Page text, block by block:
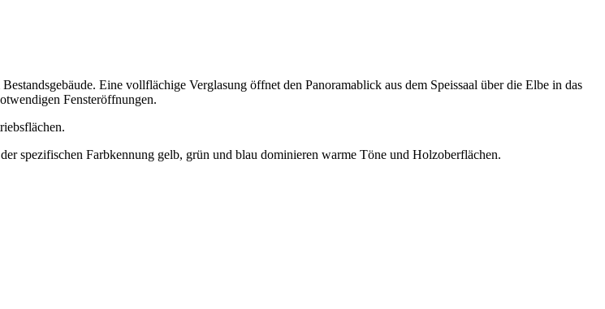
Eine vollflächige Verglasung öffnet den Panoramablick aus dem Speissaal über die Elbe in das
Fensteröffnungen.
spezifischen Farbkennung gelb, grün und blau dominieren warme Töne und Holzoberflächen.